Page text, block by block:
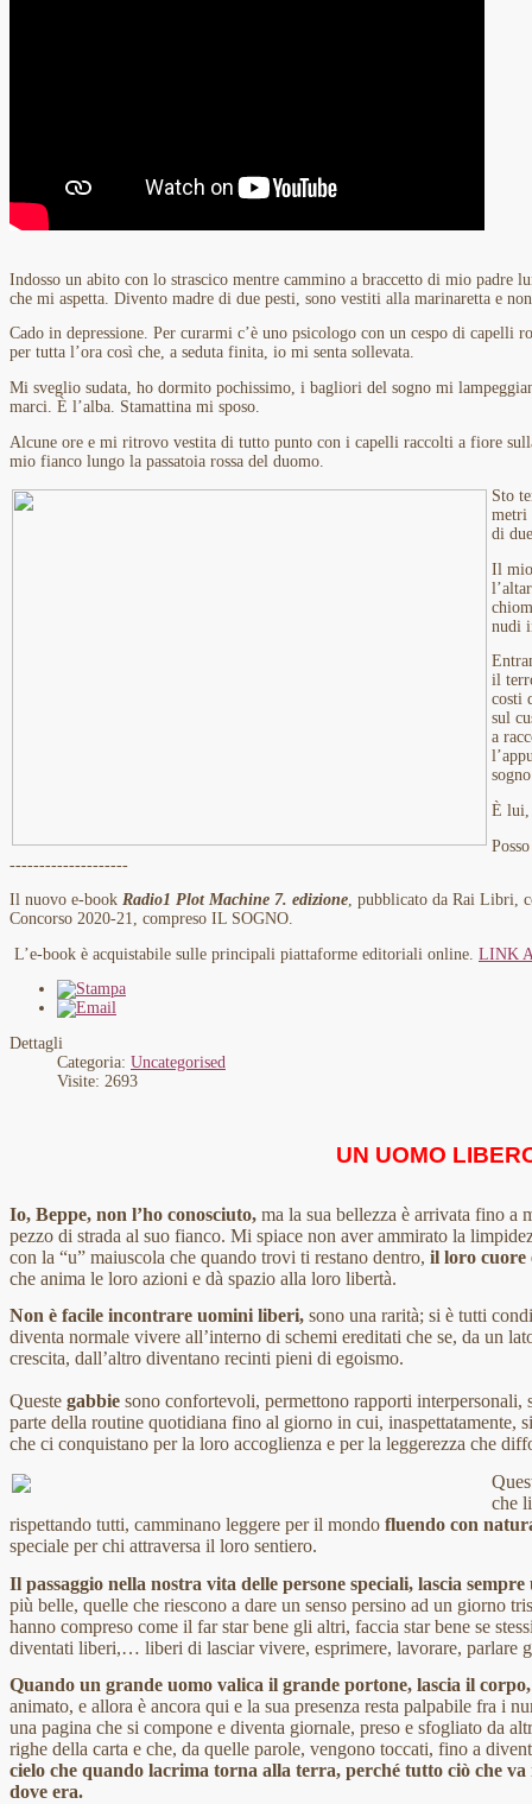
Indosso un abito con lo strascico mentre cammino a braccetto di mio padre
che mi aspetta. Divento madre di due pesti, sono vestiti alla marinaretta e
Cado in depressione. Per curarmi c’è uno psicologo con un cespo di capelli
per tutta l’ora così che, a seduta finita, io mi senta sollevata.
Mi sveglio sudata, ho dormito pochissimo, i bagliori del sogno mi
marci. È l’alba. Stamattina mi sposo.
Alcune ore e mi ritrovo vestita di tutto punto con i capelli raccolti a fiore
mio fianco lungo la passatoia rossa del duomo.
Sto
metri
di
Il mio
nudi
il
costi
sul
a
È lui,
--------------------
Il nuovo e-book Radio1 Plot Machine 7. edizione, pubblicato da Rai Libri,
Concorso 2020-21, compreso IL SOGNO.
L’e-book è acquistabile sulle principali piattaforme editoriali online. LINK
Dettagli
Categoria: Uncategorised
Visite: 2693
UN UOMO
Io, Beppe, non l’ho conosciuto, ma la sua bellezza è arrivata fino a
pezzo di strada al suo fianco. Mi spiace non aver ammirato la
con la “u” maiuscola che quando trovi ti restano dentro, il loro cuore
che anima le loro azioni e dà spazio alla loro libertà.
Non è facile incontrare uomini liberi, sono una rarità; si è tutti
diventa normale vivere all’interno di schemi ereditati che se, da un
crescita, dall’altro diventano recinti pieni di egoismo.
Queste gabbie sono confortevoli, permettono rapporti interpersonali,
parte della routine quotidiana fino al giorno in cui,
che ci conquistano per la loro accoglienza e per la leggerezza che
che
rispettando tutti, camminano leggere per il mondo fluendo con
speciale per chi attraversa il loro sentiero.
Il passaggio nella nostra vita delle persone speciali, lascia sempre
più belle, quelle che riescono a dare un senso persino ad un giorno
hanno compreso come il far star bene gli altri, faccia star bene se
diventati liberi,… liberi di lasciar vivere, esprimere, lavorare, parlare
Quando un grande uomo valica il grande portone, lascia il
animato, e allora è ancora qui e la sua presenza resta palpabile fra i
una pagina che si compone e diventa giornale, preso e sfogliato da
righe della carta e che, da quelle parole, vengono toccati, fino a
cielo che quando lacrima torna alla terra, perché tutto ciò che
dove era.